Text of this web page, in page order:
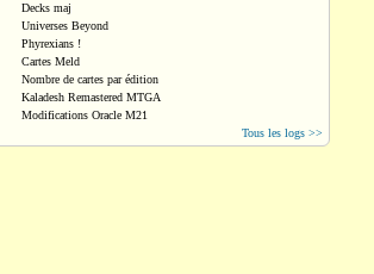
Decks maj
Universes Beyond
Phyrexians !
Cartes Meld
Nombre de cartes par édition
Kaladesh Remastered MTGA
Modifications Oracle M21
Tous les logs >>